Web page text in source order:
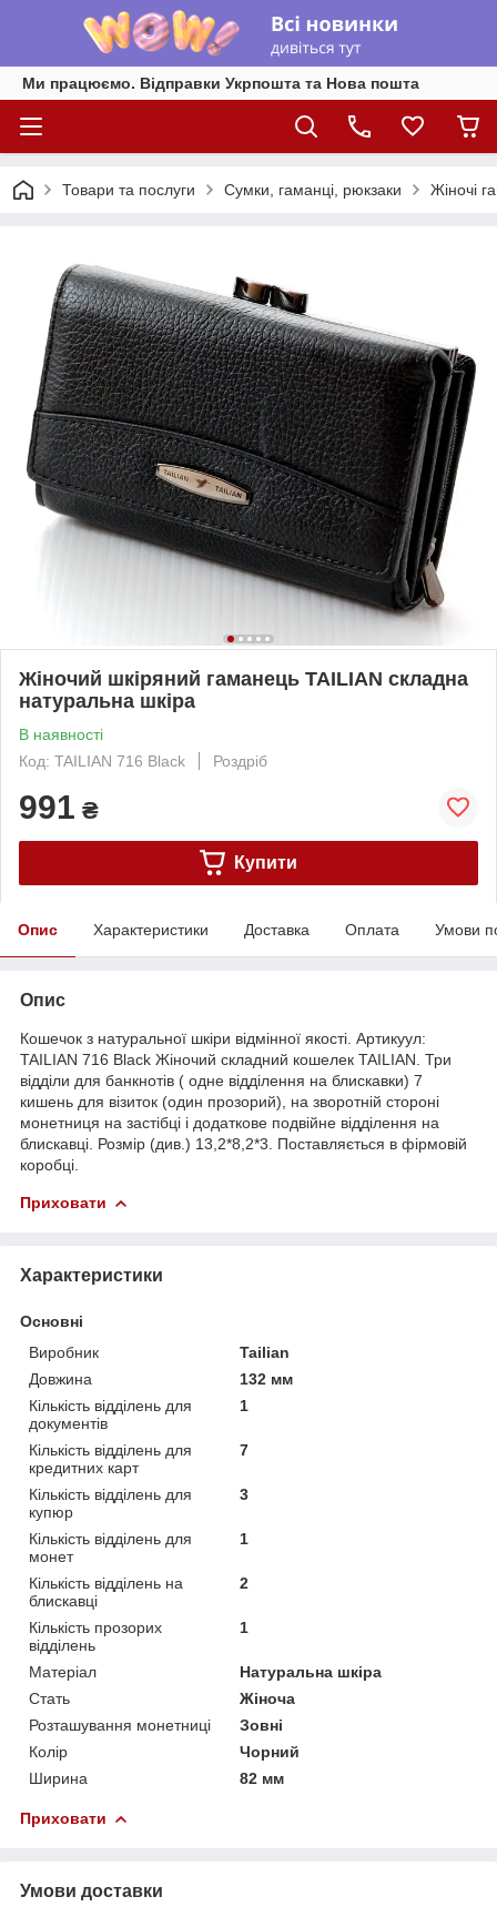
Ми працюємо. Відправки Укрпошта та Нова пошта
Товари та послуги Сумки, гаманці, рюкзаки Жіночі
Жіночий шкіряний гаманець TAILIAN складна
натуральна шкіра
В наявності
Код: TAILIAN 716 Black
Роздріб
991 ₴
Купити
Опис Характеристики Доставка Оплата Умови
Опис
Кошечок з натуральної шкіри відмінної якості. Артикуул:
TAILIAN 716 Black Жіночий складний кошелек TAILIAN. Три
відділи для банкнотів ( одне відділення на блискавки) 7
кишень для візиток (один прозорий), на зворотній стороні
монетниця на застібці і додаткове подвійне відділення на
блискавці. Розмір (див.) 13,2*8,2*3. Поставляється в фірмовій
коробці.
Приховати
Характеристики
Основні
Виробник
Tailian
Довжина
132 мм
Кількість відділень для
документів
1
Кількість відділень для
кредитних карт
7
Кількість відділень для
купюр
3
Кількість відділень для
монет
1
Кількість відділень на
блискавці
2
Кількість прозорих
відділень
1
Матеріал
Натуральна шкіра
Стать
Жіноча
Розташування монетниці
Зовні
Колір
Чорний
Ширина
82 мм
Приховати
Умови доставки